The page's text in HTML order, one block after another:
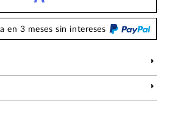
en 3 meses sin intereses